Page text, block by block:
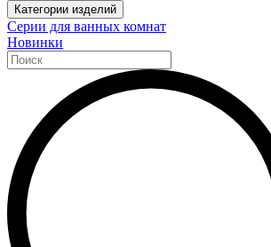
Категории изделий
Серии для ванных комнат
Новинки